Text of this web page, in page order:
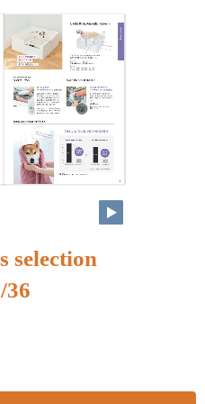
selection
36